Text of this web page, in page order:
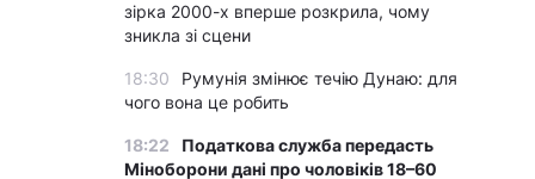
зірка 2000-х вперше розкрила, чому
зникла зі сцени
18:30
Румунія змінює течію Дунаю: для
чого вона це робить
18:22
Податкова служба передасть
Міноборони дані про чоловіків 18–60